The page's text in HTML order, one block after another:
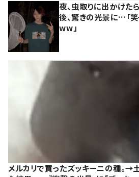
夜、虫取りに出かけ
後、驚きの光景に…「笑
ww」
メルカリで買ったズッキーニの種。→